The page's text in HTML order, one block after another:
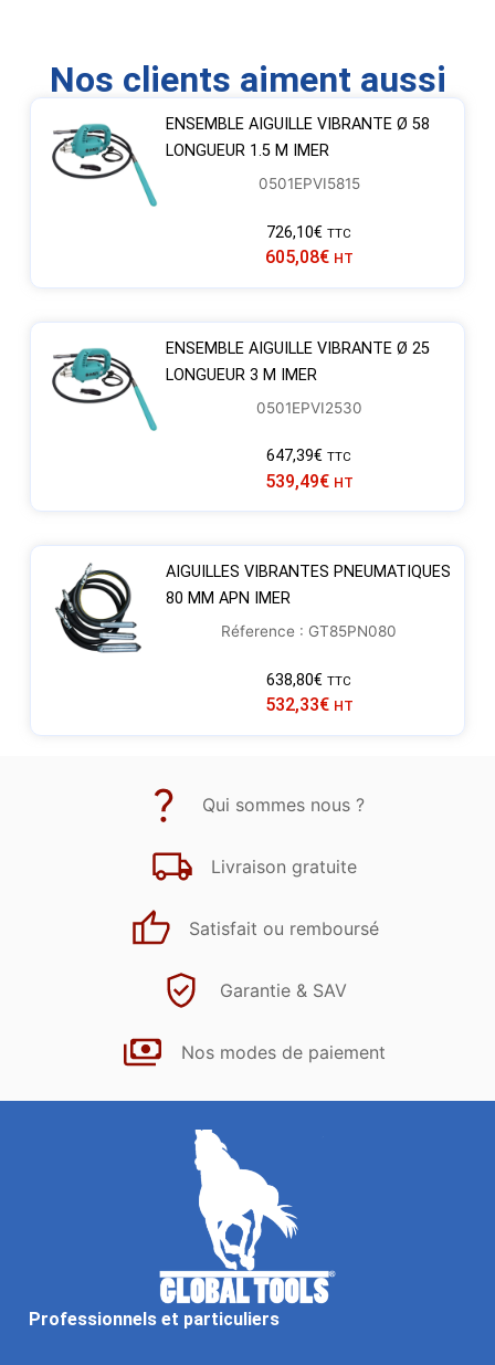
Nos clients aiment aussi
ENSEMBLE AIGUILLE VIBRANTE Ø 58
LONGUEUR 1.5 M IMER
0501EPVI5815
726,10€ TTC
605,08€ HT
ENSEMBLE AIGUILLE VIBRANTE Ø 25
LONGUEUR 3 M IMER
0501EPVI2530
647,39€ TTC
539,49€ HT
AIGUILLES VIBRANTES PNEUMATIQUES
80 MM APN IMER
Réference : GT85PN080
638,80€ TTC
532,33€ HT
Qui sommes nous ?
Livraison gratuite
Satisfait ou remboursé
Garantie & SAV
Nos modes de paiement
Professionnels et particuliers